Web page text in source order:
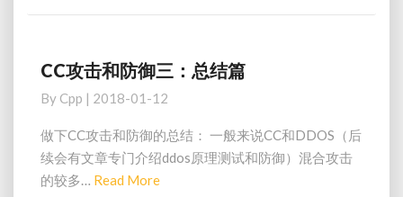
CC
击
和
防
御
三：
CC攻击和防御三：总结篇
By Cpp | 2018-01-12
做下CC攻击和防御的总结： 一般来说CC和DDOS（后
续会有文章专门介绍ddos原理测试和防御）混合攻击
的较多… Read MoreRead